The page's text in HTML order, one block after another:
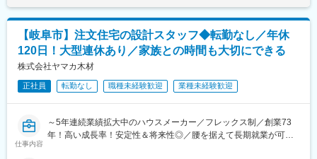
■住宅の魅力・特徴
『自然素材』の注文住宅で人気！こだわりの無垢材を使用し、安
全で快適・おしゃれな空間の住宅を提供しております。
◎創業７３年の歴史を持っており、木材を扱っている材木商を前
くりの差別化が特徴。
◎建築面積（坪数ごと）で価格が決まっているので分かりやすく
■会社の魅力・特徴
建士、施工管理技能士など)・役職手当（主任や店長）賃金はあく
までも目安の金額であり、選考を通じて上下する可能性がありま
す。月給(月額)は固定手当を含めた表記です。
【岐阜市】注文住宅の設計スタッフ◆転勤なし／年休
120日！大型連休あり／家族との時間も大切にできる
株式会社ヤマカ木材
正社員 転勤なし 職種未経験歓迎 業種未経験歓迎
仕事内容
～5年連続業績拡大中のハウスメーカー／フレックス制／創業73
年！高い成長率！安定性＆将来性◎／腰を据えて長期就業が可